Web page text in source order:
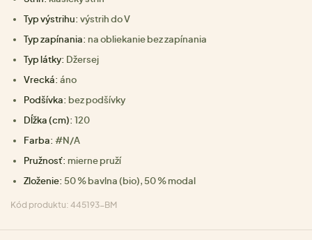
Typ výstrihu: výstrih do V
Typ zapínania: na obliekanie bez zapínania
Typ látky: Džersej
Vrecká: áno
Podšívka: bez podšívky
Dĺžka (cm): 120
Farba: #N/A
Pružnosť: mierne pruží
Zloženie: 50 % bavlna (bio), 50 % modal
Kód produktu: 445193-BM